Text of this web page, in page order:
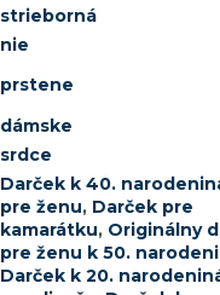
strieborná
nie
prstene
dámske
srdce
Darček k 40.
pre ženu, Darček pre
kamarátku, Originálny
pre ženu k 50.
Darček k 20.